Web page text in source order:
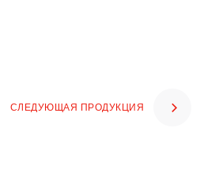
СЛЕДУЮЩАЯ ПРОДУКЦИЯ